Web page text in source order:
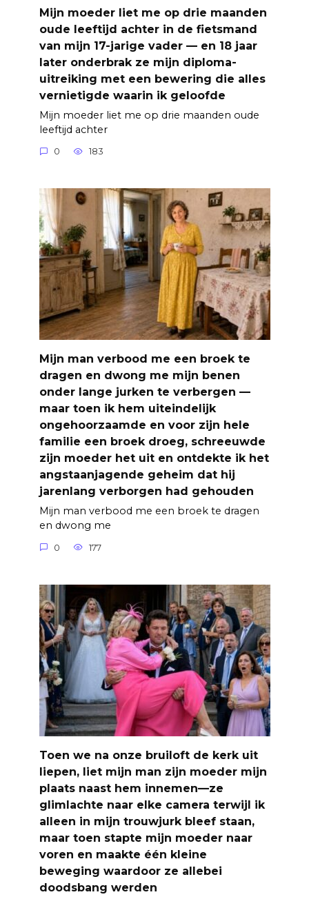
Mijn moeder liet me op drie maanden
oude leeftijd achter in de fietsmand
van mijn 17-jarige vader — en 18 jaar
later onderbrak ze mijn diploma-
uitreiking met een bewering die alles
vernietigde waarin ik geloofde
Mijn moeder liet me op drie maanden oude
leeftijd achter
0 183
Mijn man verbood me een broek te
dragen en dwong me mijn benen
onder lange jurken te verbergen —
maar toen ik hem uiteindelijk
ongehoorzaamde en voor zijn hele
familie een broek droeg, schreeuwde
zijn moeder het uit en ontdekte ik het
angstaanjagende geheim dat hij
jarenlang verborgen had gehouden
Mijn man verbood me een broek te dragen
en dwong me
0 177
Toen we na onze bruiloft de kerk uit
liepen, liet mijn man zijn moeder mijn
plaats naast hem innemen—ze
glimlachte naar elke camera terwijl ik
alleen in mijn trouwjurk bleef staan,
maar toen stapte mijn moeder naar
voren en maakte één kleine
beweging waardoor ze allebei
doodsbang werden